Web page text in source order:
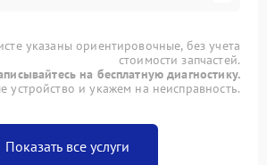
указаны ориентировочные, без учета
стоимости запчастей.
на бесплатную диагностику.
и укажем на неисправность.
Показать все услуги